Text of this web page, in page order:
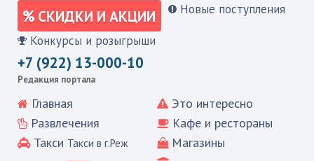
СКИДКИ И АКЦИИ Новые поступления
Конкурсы и розыгрыши
+7 (922) 13-000-10
Редакция портала
Главная
Это интересно
Развлечения
Кафе и рестораны
Такси Такси в г.Реж
Магазины